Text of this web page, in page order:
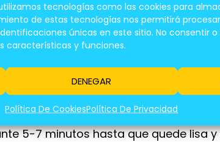
tecnologías como las cookies para
de estas tecnologías nos permitirá
únicas en este sitio. No consentir
características y funciones.
DENEGAR
Política De CookiesPolítica De Privacidad
cuchara de madera hasta obtener
5-7 minutos hasta que quede lisa y